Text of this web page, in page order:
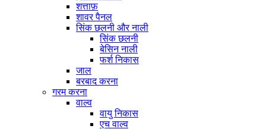
शत्ताफ़
शावर पैनल
सिंक छलनी और नाली
सिंक छलनी
बेसिन नाली
फर्श निकास
जाल
बरबाद करना
गरम करना
वाल्व
वायु निकास
एच वाल्व